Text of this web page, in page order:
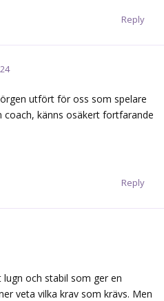
Reply
utfört för oss som spelare
känns osäkert fortfarande
Reply
lugn och stabil som ger en
veta vilka krav som krävs. Men